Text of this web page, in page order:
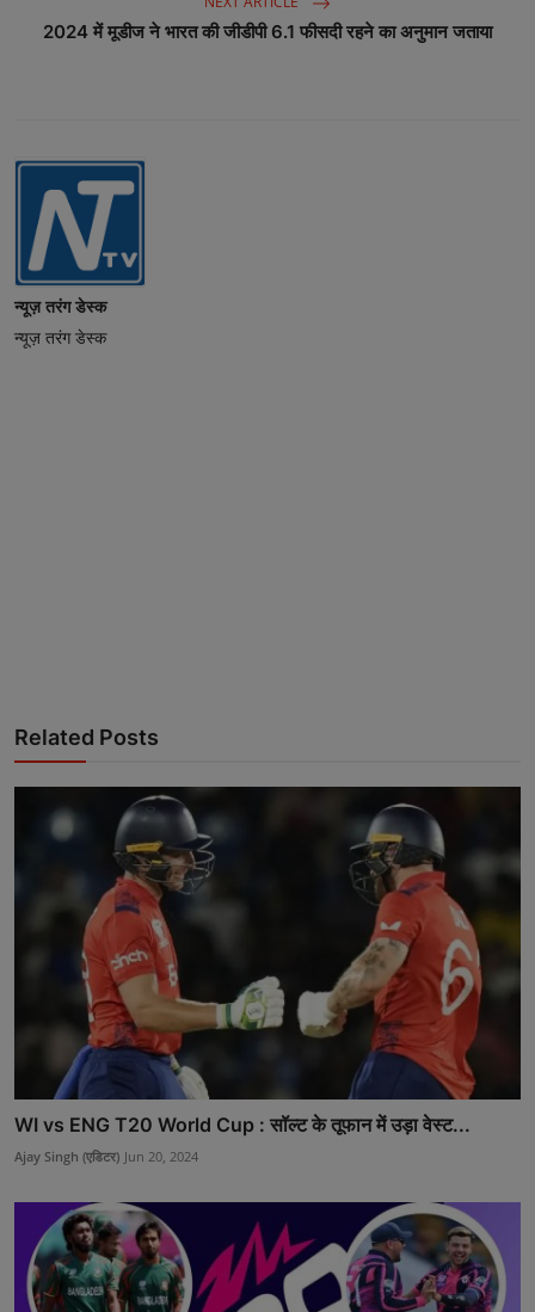
2024 में मूडीज ने भारत की जीडीपी 6.1 फीसदी रहने का अनुमान जताया
न्यूज़ तरंग डेस्क
न्यूज़ तरंग डेस्क
Related Posts
WI vs ENG T20 World Cup : सॉल्ट के तूफान में उड़ा वेस्ट...
Ajay Singh (एडिटर) Jun 20, 2024